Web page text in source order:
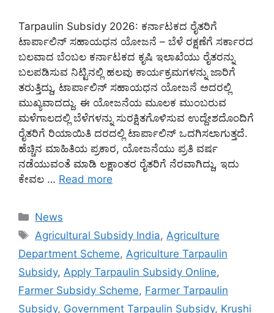
Tarpaulin Subsidy 2026: ಕರ್ನಾಟಕದ ರೈತರಿಗೆ
ಟಾರ್ಪಾಲಿನ್ ಸಹಾಯಧನ ಯೋಜನೆ – ಬೆಳೆ ರಕ್ಷಣೆಗೆ ಸರ್ಕಾರದ
ಬಲವಾದ ಬೆಂಬಲ ಕರ್ನಾಟಕದ ಕೃಷಿ ಇಲಾಖೆಯು ರೈತರನ್ನು
ಬಲಪಡಿಸುವ ನಿಟ್ಟಿನಲ್ಲಿ ಹಲವು ಕಾರ್ಯಕ್ರಮಗಳನ್ನು ಜಾರಿಗೆ
ತರುತ್ತಿದ್ದು, ಟಾರ್ಪಾಲಿನ್ ಸಹಾಯಧನ ಯೋಜನೆ ಅದರಲ್ಲಿ
ಮುಖ್ಯವಾದದ್ದು. ಈ ಯೋಜನೆಯ ಮೂಲಕ ಮುಂಬರುವ
ಮಳೆಗಾಲದಲ್ಲಿ ಬೆಳೆಗಳನ್ನು ಸುರಕ್ಷಿತಗೊಳಿಸುವ ಉದ್ದೇಶದೊಂದಿಗೆ
ರೈತರಿಗೆ ರಿಯಾಯಿತಿ ದರದಲ್ಲಿ ಟಾರ್ಪಾಲಿನ್ ಒದಗಿಸಲಾಗುತ್ತದೆ.
ಹೆಚ್ಚಿನ ಮಾಹಿತಿಯ ಪ್ರಕಾರ, ಯೋಜನೆಯು ಪ್ರತಿ ವರ್ಷ
ನಡೆಯುವಂತೆ ಮಾಡಿ ಲಕ್ಷಾಂತರ ರೈತರಿಗೆ ನೆರವಾಗಿದ್ದು, ಇದು
ಕೇವಲ … Read more
Categories
News
Tags
Agricultural Subsidy India, Agriculture
Department Scheme, Agriculture Tarpaulin
Subsidy, Apply Tarpaulin Subsidy Online,
Farmer Subsidy Scheme, Farmer Tarpaulin
Subsidy, Government Tarpaulin Subsidy, Krushi